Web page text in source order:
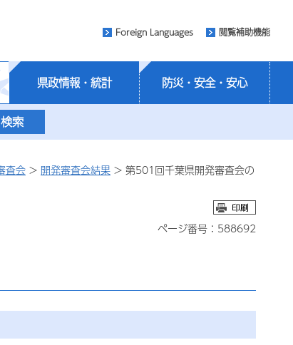
Foreign Languages 閲覧補助機能
県政情報・統計 防災・安全・安心
査会 > 開発審査会結果 > 第501回千葉県開発審査会の
ページ番号：588692